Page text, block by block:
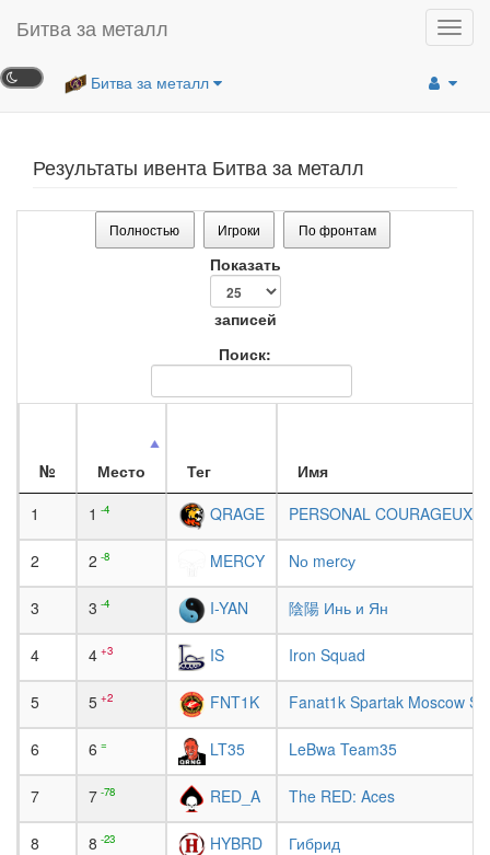
Битва за металл
Битва за металл
Результаты ивента Битва за металл
Полностью Игроки По фронтам
Показать
записей
Поиск:
№ Место Тег
Имя
1
1 -4 QRAGE PERSONAL COURAGEUX
2 2 -8 MERCY Nо mеrcу
3 3 -4 I-YAN 陰陽 Инь и Ян
4 4 +3 IS Iron Squad
5 5 +2 FNT1K Fanat1k Spartak Moscow
6 6 = LT35 LeBwa Team35
7 7 -78 RED_A The RED: Aces
8 8 -23 HYBRD Гибрид